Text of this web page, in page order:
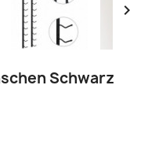

Schwarz